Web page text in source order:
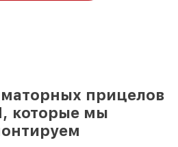
прицелов
которые мы